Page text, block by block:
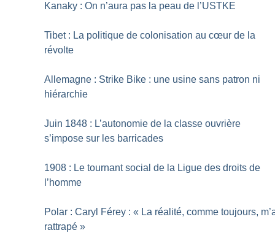
Kanaky : On n’aura pas la peau de l’USTKE
Tibet : La politique de colonisation au cœur de la
révolte
Allemagne : Strike Bike : une usine sans patron ni
hiérarchie
Juin 1848 : L’autonomie de la classe ouvrière
s’impose sur les barricades
1908 : Le tournant social de la Ligue des droits de
l’homme
Polar : Caryl Férey : « La réalité, comme toujours,
rattrapé »